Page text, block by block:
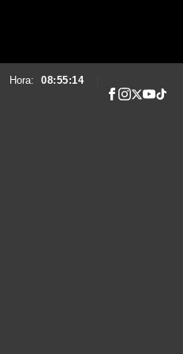
Hora: 08:55:15